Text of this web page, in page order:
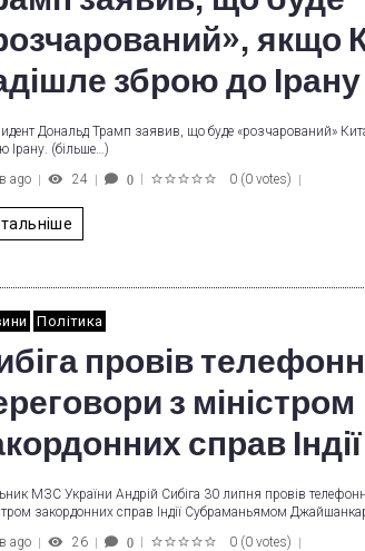
якщо
зброю до Ірану
Дональд Трамп заявив, що буде «розчарований»
Ірану. (більше…)
ago
24 0 0 (0 votes)
Політика
провів
з міністром
справ Індії
МЗС України Андрій Сибіга 30 липня провів
закордонних справ Індії Субраманьямом
ago
26 0 0 (0 votes)